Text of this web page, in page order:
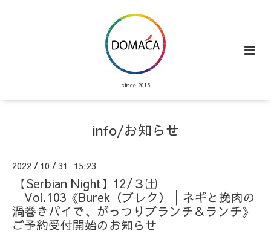
- since 2015 -
info/お知らせ
2022 / 10 /31 15:23
【Serbian Night】12/３㈯
│Vol.103《Burek（ブレク）│ネギと挽肉の
渦巻きパイで、がっつりブランチ＆ランチ》
ご予約受付開始のお知らせ